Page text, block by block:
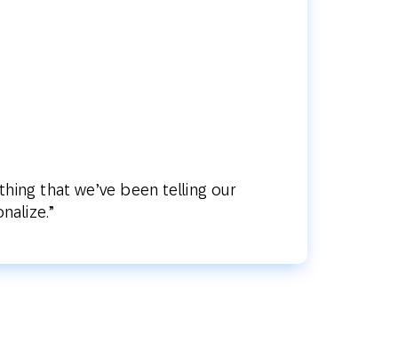
that we’ve been telling our